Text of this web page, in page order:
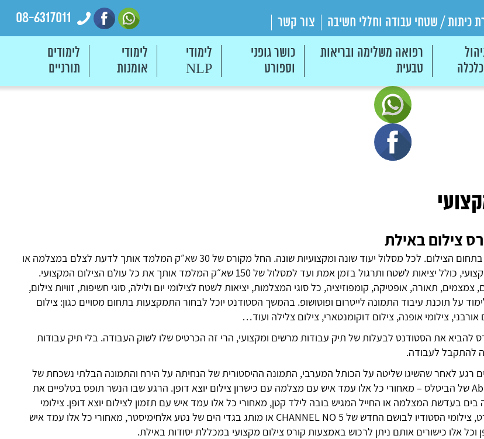
כיתות / שטחי עבודה וחללי חשיבה צור קשר 08-6317011
רפואה משלימה ובריאות
טבעית
כושר גופני
וספורט
לימודי
NLP
לימודי
אומנות
לימודים
תורניים
צילום באילת
ישנם 3 מסלולים ללמידה בתחום הצילום. לכל מסלול יעוד שונה ומקצועיות שונה. החל מקורס של 30 שא״ק המלמד אותך לדעת לצלם במצלמה או
בסמארטפון שלך באופן מקצועי, כולל יציאות לשטח ותרגול בזמן אמת ועד למסלול של 150 שא״ק המלמד אותך את כל עולם הצילום המקצועי.
צמצמים, תאורה, אופטיקה, קומפוזיציה, כל סוגי המצלמות, יציאות לשטח לצילומי יום ולילה, סוגי חשיפות, זוויות צילום,
על תוכנת עיבוד התמונה לייטרום ופוטושופ. בהמשך הסטודנט יוכל לבחור התמקצעות בתחום מסויים כגון: צילום
אורבני, צילומי אופנה, צילום דוקומנטארי, צילום צלילה ועוד…
להביא את הסטודנט לבעלות של תיק עבודות מרשים ומקצועי, הרי זה הכרטיס שלו לשוק העבודה. בלי תיק עבודות
להתקבל לעבודה.
רגע לאחר שהשיגו שליטה על הכותל המערבי, התמונה ההיסטורית של הנחיתה על הירח והתמונה הבלתי נשכחת של
האלבום הענק Abbey Road של הביטלס – מאחורי כל אלו עמד איש עם מצלמה עם כישרון צילום יוצא דופן. הרגע שבו הנשר תופס בטלפיים את
בעדשת המצלמה או החייל המגיש בובה לילד קטן, מאחורי כל אלו עמד איש עם תזמון לצילום יוצא דופן. צילומי
הקטלוג של ויקטוריה סיקרט, צילומי הסטודיו לבושם החדש של CHANNEL NO 5 או מותג בגדי הים של נטע אלחימיסטר, מאחורי כל אלו עמד איש
וכל אלו כישורים אותם ניתן לרכוש באמצעות קורס צילום מקצועי במכללת יסודות באילת.